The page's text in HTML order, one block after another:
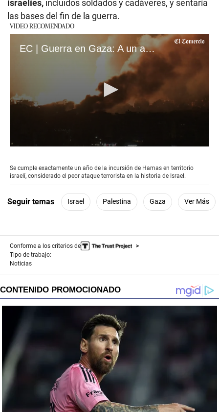
israelíes, incluidos soldados y cadáveres, y sentaría
las bases del fin de la guerra.
VIDEO RECOMENDADO
EC | Guerra en Gaza: A un año del ataque mortal de Hamás en Israel (loop)
of
17
seconds
Se cumple exactamente un año de la incursión de Hamas en territorio
israelí, considerado el peor ataque terrorista en la historia de Israel.
Seguir temas Israel Palestina Gaza Ver Más
Conforme a los criterios de
Tipo de trabajo:
Noticias